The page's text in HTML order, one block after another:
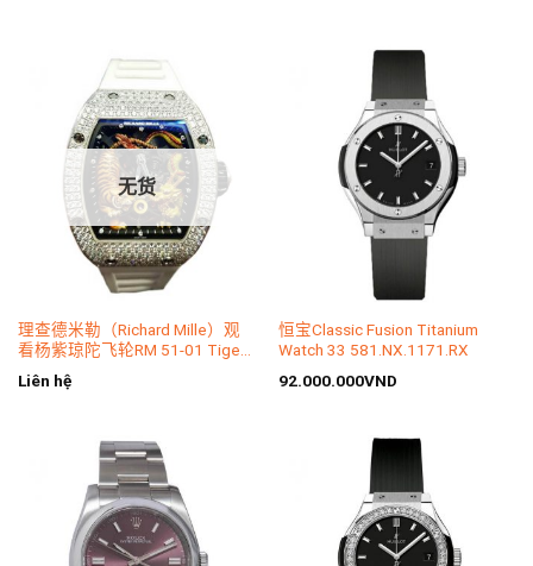
无货
理查德米勒（Richard Mille）观
看杨紫琼陀飞轮RM 51-01 Tiger
and Dragon
Liên hệ
恒宝Classic Fusion Titanium
Watch 33 581.NX.1171.RX
92.000.000VND